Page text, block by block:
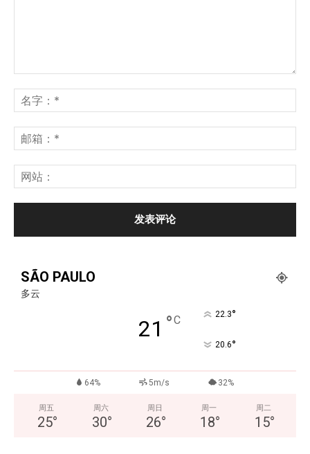
SÃO PAULO
多云
21 °C 22.3°
20.6°
64% 5m/s 32%
周五
25°
周六
30°
周日
26°
周一
18°
周二
15°